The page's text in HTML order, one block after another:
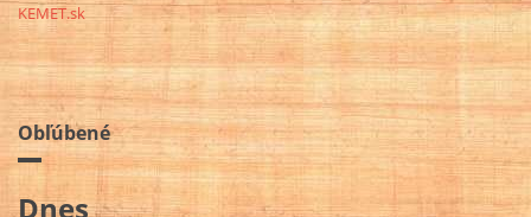
KEMET.sk
Obľúbené
Dnes